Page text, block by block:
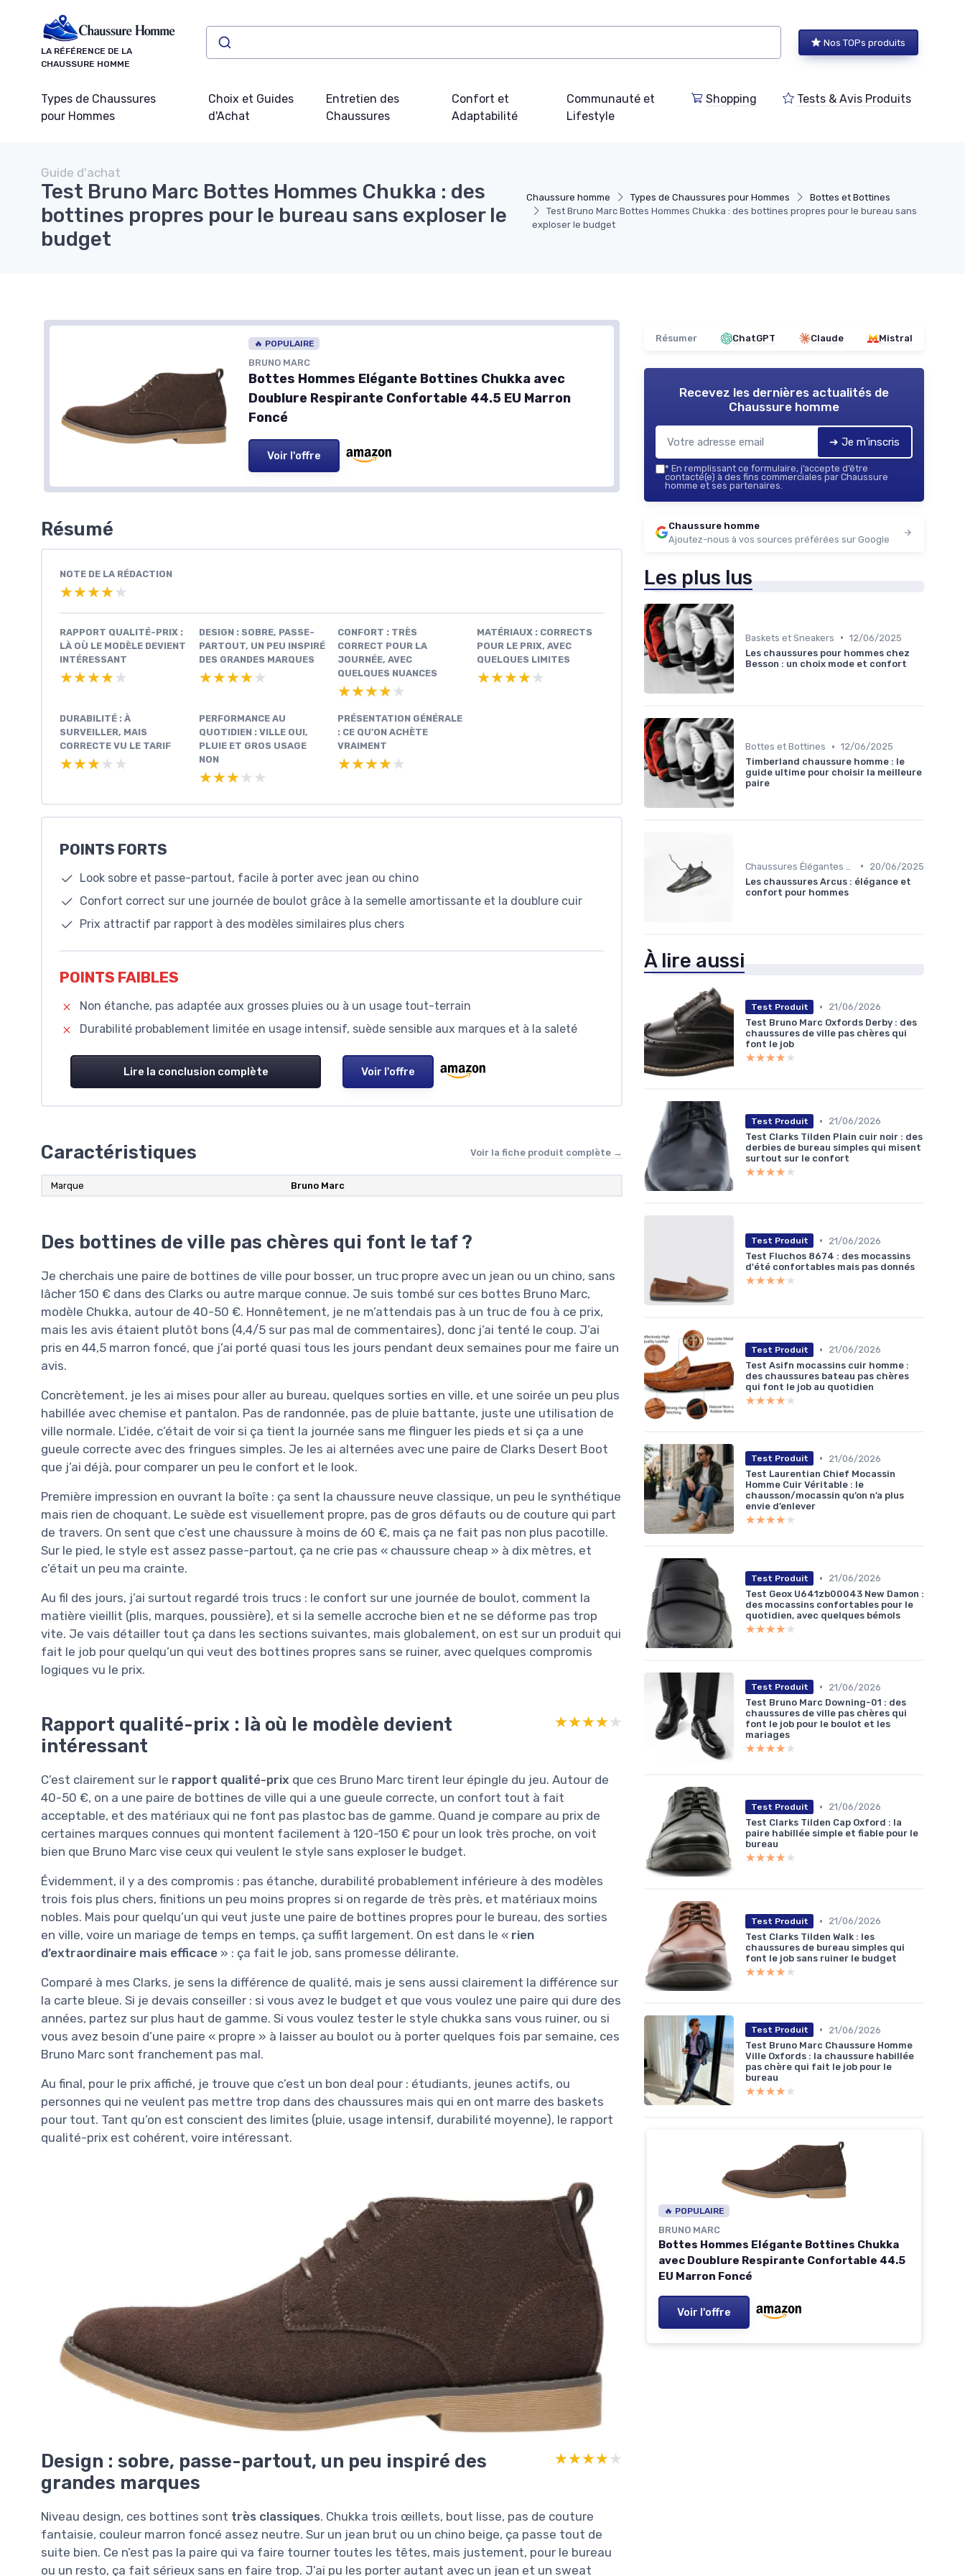
LA RÉFÉRENCE DE LA
CHAUSSURE HOMME
Nos TOPs produits
Types de Chaussures
pour Hommes
Choix et Guides
d'Achat
Entretien des
Chaussures
Confort et
Adaptabilité
Communauté et
Lifestyle
Shopping Tests & Avis Produits
Chaussure homme Types de Chaussures pour Hommes
Bottes et Bottines
Test Bruno Marc Bottes Hommes Chukka : des bottines propres pour le bureau sans
exploser le budget
Guide d'achat
Test Bruno Marc Bottes Hommes Chukka : des
bottines propres pour le bureau sans exploser le
budget
🔥 POPULAIRE
BRUNO MARC
Bottes Hommes Elégante Bottines Chukka avec
Doublure Respirante Confortable 44.5 EU Marron
Foncé
Voir l'offre
Résumé
NOTE DE LA RÉDACTION
★★★★★
★★★★★
RAPPORT QUALITÉ-PRIX :
LÀ OÙ LE MODÈLE DEVIENT
INTÉRESSANT
★★★★★
★★★★★
DESIGN : SOBRE, PASSE-
PARTOUT, UN PEU INSPIRÉ
DES GRANDES MARQUES
★★★★★
★★★★★
CONFORT : TRÈS
CORRECT POUR LA
JOURNÉE, AVEC
QUELQUES NUANCES
★★★★★
★★★★★
MATÉRIAUX : CORRECTS
POUR LE PRIX, AVEC
QUELQUES LIMITES
★★★★★
★★★★★
DURABILITÉ : À
SURVEILLER, MAIS
CORRECTE VU LE TARIF
★★★★★
★★★★★
PERFORMANCE AU
QUOTIDIEN : VILLE OUI,
PLUIE ET GROS USAGE
NON
★★★★★
★★★★★
PRÉSENTATION GÉNÉRALE
: CE QU’ON ACHÈTE
VRAIMENT
★★★★★
★★★★★
POINTS FORTS
Look sobre et passe-partout, facile à porter avec jean ou chino
Confort correct sur une journée de boulot grâce à la semelle amortissante et la doublure cuir
Prix attractif par rapport à des modèles similaires plus chers
POINTS FAIBLES
Non étanche, pas adaptée aux grosses pluies ou à un usage tout-terrain
Durabilité probablement limitée en usage intensif, suède sensible aux marques et à la saleté
Lire la conclusion complète Voir l'offre
Caractéristiques Voir la fiche produit complète →
Marque Bruno Marc
Des bottines de ville pas chères qui font le taf ?
Je cherchais une paire de bottines de ville pour bosser, un truc propre avec un jean ou un chino, sans
lâcher 150 € dans des Clarks ou autre marque connue. Je suis tombé sur ces bottes Bruno Marc,
modèle Chukka, autour de 40-50 €. Honnêtement, je ne m’attendais pas à un truc de fou à ce prix,
mais les avis étaient plutôt bons (4,4/5 sur pas mal de commentaires), donc j’ai tenté le coup. J’ai
pris en 44,5 marron foncé, que j’ai porté quasi tous les jours pendant deux semaines pour me faire un
avis.
Concrètement, je les ai mises pour aller au bureau, quelques sorties en ville, et une soirée un peu plus
habillée avec chemise et pantalon. Pas de randonnée, pas de pluie battante, juste une utilisation de
ville normale. L’idée, c’était de voir si ça tient la journée sans me flinguer les pieds et si ça a une
gueule correcte avec des fringues simples. Je les ai alternées avec une paire de Clarks Desert Boot
que j’ai déjà, pour comparer un peu le confort et le look.
Première impression en ouvrant la boîte : ça sent la chaussure neuve classique, un peu le synthétique
mais rien de choquant. Le suède est visuellement propre, pas de gros défauts ou de couture qui part
de travers. On sent que c’est une chaussure à moins de 60 €, mais ça ne fait pas non plus pacotille.
Sur le pied, le style est assez passe-partout, ça ne crie pas « chaussure cheap » à dix mètres, et
c’était un peu ma crainte.
Au fil des jours, j’ai surtout regardé trois trucs : le confort sur une journée de boulot, comment la
matière vieillit (plis, marques, poussière), et si la semelle accroche bien et ne se déforme pas trop
vite. Je vais détailler tout ça dans les sections suivantes, mais globalement, on est sur un produit qui
fait le job pour quelqu’un qui veut des bottines propres sans se ruiner, avec quelques compromis
logiques vu le prix.
Rapport qualité-prix : là où le modèle devient
intéressant
★★★★★
★★★★★
C’est clairement sur le rapport qualité-prix que ces Bruno Marc tirent leur épingle du jeu. Autour de
40-50 €, on a une paire de bottines de ville qui a une gueule correcte, un confort tout à fait
acceptable, et des matériaux qui ne font pas plastoc bas de gamme. Quand je compare au prix de
certaines marques connues qui montent facilement à 120-150 € pour un look très proche, on voit
bien que Bruno Marc vise ceux qui veulent le style sans exploser le budget.
Évidemment, il y a des compromis : pas étanche, durabilité probablement inférieure à des modèles
trois fois plus chers, finitions un peu moins propres si on regarde de très près, et matériaux moins
nobles. Mais pour quelqu’un qui veut juste une paire de bottines propres pour le bureau, des sorties
en ville, voire un mariage de temps en temps, ça suffit largement. On est dans le « rien
d’extraordinaire mais efficace » : ça fait le job, sans promesse délirante.
Comparé à mes Clarks, je sens la différence de qualité, mais je sens aussi clairement la différence sur
la carte bleue. Si je devais conseiller : si vous avez le budget et que vous voulez une paire qui dure des
années, partez sur plus haut de gamme. Si vous voulez tester le style chukka sans vous ruiner, ou si
vous avez besoin d’une paire « propre » à laisser au boulot ou à porter quelques fois par semaine, ces
Bruno Marc sont franchement pas mal.
Au final, pour le prix affiché, je trouve que c’est un bon deal pour : étudiants, jeunes actifs, ou
personnes qui ne veulent pas mettre trop dans des chaussures mais qui en ont marre des baskets
pour tout. Tant qu’on est conscient des limites (pluie, usage intensif, durabilité moyenne), le rapport
qualité-prix est cohérent, voire intéressant.
Design : sobre, passe-partout, un peu inspiré des
grandes marques
★★★★★
★★★★★
Niveau design, ces bottines sont très classiques. Chukka trois œillets, bout lisse, pas de couture
fantaisie, couleur marron foncé assez neutre. Sur un jean brut ou un chino beige, ça passe tout de
suite bien. Ce n’est pas la paire qui va faire tourner toutes les têtes, mais justement, pour le bureau
ou un resto, ça fait sérieux sans en faire trop. J’ai pu les porter autant avec un jean et un sweat
Résumer ChatGPT Claude Mistral
Recevez les dernières actualités de
Chaussure homme
➔ Je m'inscris
* En remplissant ce formulaire, j’accepte d’être
contacté(e) à des fins commerciales par Chaussure
homme et ses partenaires.
Chaussure homme
Ajoutez-nous à vos sources préférées sur Google
Les plus lus
Baskets et Sneakers • 12/06/2025
Les chaussures pour hommes chez
Besson : un choix mode et confort
Bottes et Bottines • 12/06/2025
Timberland chaussure homme : le
guide ultime pour choisir la meilleure
paire
•
20/06/2025
Les chaussures Arcus : élégance et
confort pour hommes
À lire aussi
Test Produit •
21/06/2026
Test Bruno Marc Oxfords Derby : des
chaussures de ville pas chères qui
font le job
★★★★★
★★★★★
Test Produit •
21/06/2026
Test Clarks Tilden Plain cuir noir : des
derbies de bureau simples qui misent
surtout sur le confort
★★★★★
★★★★★
Test Produit •
21/06/2026
Test Fluchos 8674 : des mocassins
d'été confortables mais pas donnés
★★★★★
★★★★★
Test Produit •
21/06/2026
Test Asifn mocassins cuir homme :
des chaussures bateau pas chères
qui font le job au quotidien
★★★★★
★★★★★
Test Produit •
21/06/2026
Test Laurentian Chief Mocassin
Homme Cuir Véritable : le
chausson/mocassin qu’on n’a plus
envie d’enlever
★★★★★
★★★★★
Test Produit •
21/06/2026
Test Geox U641zb00043 New Damon :
des mocassins confortables pour le
quotidien, avec quelques bémols
★★★★★
★★★★★
Test Produit •
21/06/2026
Test Bruno Marc Downing-01 : des
chaussures de ville pas chères qui
font le job pour le boulot et les
mariages
★★★★★
★★★★★
Test Produit •
21/06/2026
Test Clarks Tilden Cap Oxford : la
paire habillée simple et fiable pour le
bureau
★★★★★
★★★★★
Test Produit •
21/06/2026
Test Clarks Tilden Walk : les
chaussures de bureau simples qui
font le job sans ruiner le budget
★★★★★
★★★★★
Test Produit •
21/06/2026
Test Bruno Marc Chaussure Homme
Ville Oxfords : la chaussure habillée
pas chère qui fait le job pour le
bureau
★★★★★
★★★★★
🔥 POPULAIRE
BRUNO MARC
Bottes Hommes Elégante Bottines Chukka
avec Doublure Respirante Confortable 44.5
EU Marron Foncé
Voir l'offre